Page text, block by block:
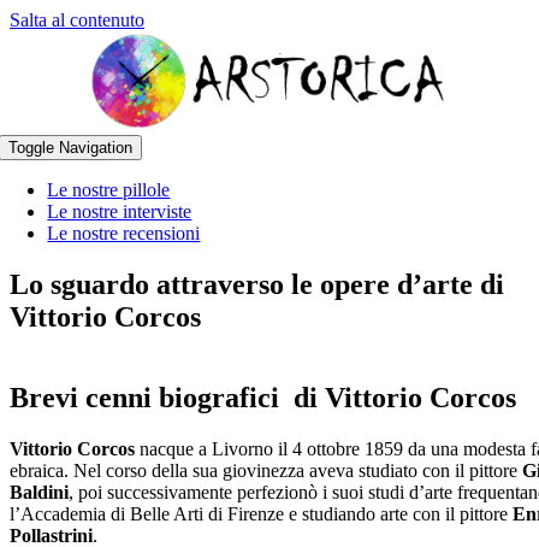
Salta al contenuto
Toggle Navigation
Le nostre pillole
Le nostre interviste
Le nostre recensioni
Lo sguardo attraverso le opere d’arte di
Vittorio Corcos
Brevi cenni biografici di Vittorio Corcos
Vittorio Corcos nacque a Livorno il 4 ottobre 1859 da una modesta
ebraica. Nel corso della sua giovinezza aveva studiato con il pittore
Baldini, poi successivamente perfezionò i suoi studi d’arte
l’Accademia di Belle Arti di Firenze e studiando arte con il pittore
Pollastrini.